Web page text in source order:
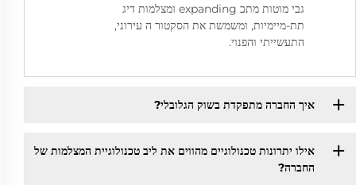
גבי מוטות מתכ expanding ומצלמות דיג
תת-מיימיות, ומשמשת את הסקטור ה עירוני,
התעשייתי והפנוי.
איך החברה מתפקדת בשוק הגלובלי?
אילו יתרונות טכנולוגיים מהווים את ליב טכנולוגיית המצלמות של
החברה?